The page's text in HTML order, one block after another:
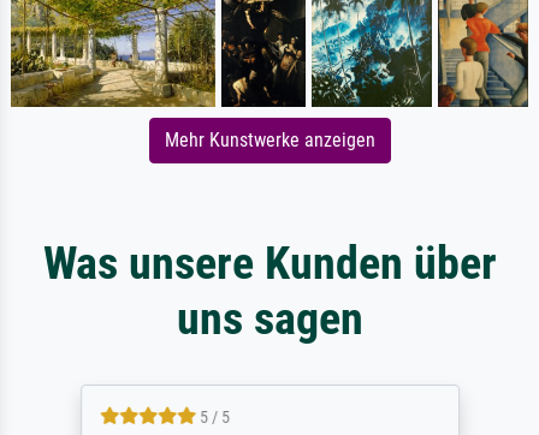
Mehr Kunstwerke anzeigen
Was unsere Kunden über
uns sagen
5 / 5